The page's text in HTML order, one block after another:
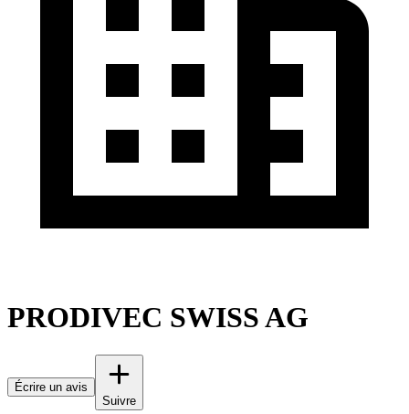
PRODIVEC SWISS AG
Écrire un avis
Suivre